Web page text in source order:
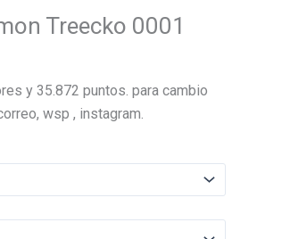
Treecko 0001
y 35.872 puntos. para cambio
wsp , instagram.